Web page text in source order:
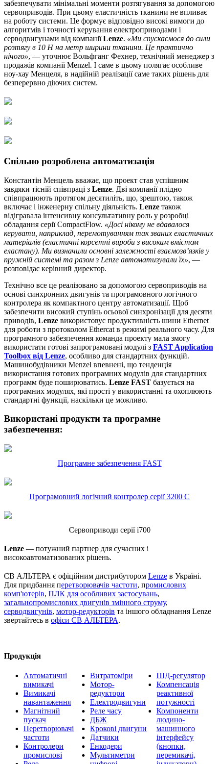
забезпечувати мінімальні моменти розтягування за допомогою
сервоприводів. При цьому еластичність тканини не впливає
на роботу системи. Це формує відповідно високі вимоги до
алгоритмів і точності керування електроприводами і
серводвигунами від компаніїLenze. «Ми спускаємося до сили
розтягу в 10 Н на метр ширини тканини. Це практично
нічого», — уточнює Вольфганг Фехнер, технічний менеджер з
продажів компанії Menzel. І саме в цьому полягає особливе
ноу-хау Менцеля, в надійній реалізації саме таких рішень для
безперервно діючих систем.
Спільно розроблена автоматизація
Константін Менцель вважає, що проект став успішним
завдяки тісній співпраці з Lenze. Дві компанії плідно
співпрацюють протягом десятиліть, що, зрештою, також
включає і інженерну спільну діяльність. Lenze також
відігравала інтенсивну консультативну роль у розробці
обладання серії CompactFlow. «Досі нікому не вдавалося
керувати, наприклад, перемотуванням так званих еластичних
матеріалів (еластичні корсетні вироби з високим вмістом
еластану). Ми визначили основні залежності взаємозв’язків у
пружній системі та разом з Lenze автоматизували їх», —
розповідає керівний директор.
Технічно все це реалізовано за допомогою сервоприводів на
основі синхронних двигунів та програмовного логічного
контролера як компактного центру автоматизації. Щоб
забезпечити високий ступінь осьової синхронізації для десяти
приводів, Lenze використовує продуктивність шини Ethernet
для роботи з протоколом Ethercat в режимі реального часу. Для
програмного забезпечення команда проекту мала змогу
використати готові запрограмовані модулі з FAST Application
Toolbox від Lenze, особливо для стандартних функцій.
Машинобудівники Menzel впевнені, що тенденція
використання готових програмних модулів для стандартних
программ буде поширюватись. Lenze FAST базується на
програмних модулях, які прості у використанні та охоплюють
стандартні функції, наскільки це можливо.
Використані продукти та програмне
забезпечення:
Програмне забезпечення FAST
Програмовний логічний контролер серії 3200 C
Сервоприводи серії i700
Lenze — потужний партнер для сучасних і
високоавтоматизованих рішень.
СВ АЛЬТЕРА є офіційним дистрибутором Lenze в Україні.
Для придбання перетворювачів частоти, промислових
комп'ютерів, ПЛК для особливих застосувань,
загальнопромислових двигунів змінного струму,
серводвигунів, мотор-редукторів та іншого обладнання Lenze
звертайтесь в офіси СВ АЛЬТЕРА.
Продукція
Автоматичні
вимикачі
Вимикачі
навантаження
Магнітний
пускач
Перетворювачі
частоти
Контролери
промислові
Витратоміри
Мотор-
редуктори
Електродвигуни
Реле часу
ДБЖ
Крокові двигуни
Датчики
Енкодери
Мультиметри
ПІД-регулятор
Компенсація
реактивної
потужності
Компоненти
людино-
машинного
інтерфейсу
(кнопки,
перемикачі,